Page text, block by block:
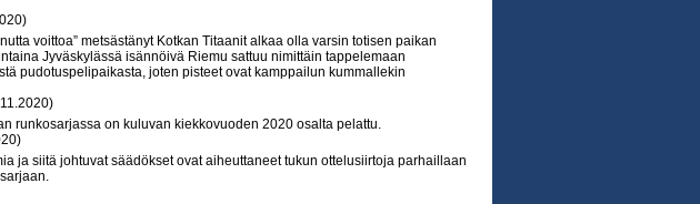
voittoa” metsästänyt Kotkan Titaanit alkaa olla varsin totisen paikan
Jyväskylässä isännöivä Riemu sattuu nimittäin tappelemaan
pudotuspelipaikasta, joten pisteet ovat kamppailun kummallekin
runkosarjassa on kuluvan kiekkovuoden 2020 osalta pelattu.
ja siitä johtuvat säädökset ovat aiheuttaneet tukun ottelusiirtoja parhaillaan